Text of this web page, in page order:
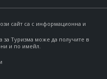
сайт са с информационна и
за Туризма може да получите в
и по имейл.